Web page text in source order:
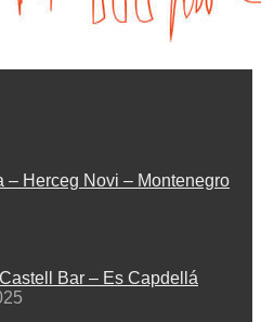
– Herceg Novi – Montenegro
Bar – Es Capdellá